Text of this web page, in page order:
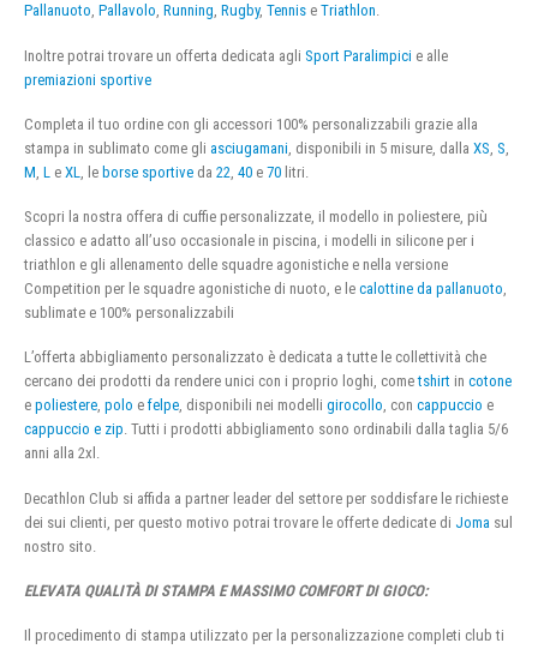
Pallanuoto, Pallavolo, Running, Rugby, Tennis e Triathlon.
Inoltre potrai trovare un offerta dedicata agli Sport Paralimpici e alle
premiazioni sportive
Completa il tuo ordine con gli accessori 100% personalizzabili grazie alla
stampa in sublimato come gli asciugamani , disponibili in 5 misure, dalla XS S
M L e XL , le borse sportive da 22 40 e 70 litri.
Scopri la nostra offera di cuffie personalizzate, il modello in poliestere, più
classico e adatto all’uso occasionale in piscina, i modelli in silicone per i
triathlon e gli allenamento delle squadre agonistiche e nella versione
Competition per le squadre agonistiche di nuoto, e le calottine da pallanuoto,
sublimate e 100% personalizzabili
L’offerta abbigliamento personalizzato è dedicata a tutte le collettività che
cercano dei prodotti da rendere unici con i proprio loghi, cometshirt in cotone
e poliestere, polo e felpe, disponibili nei modelli girocollo, con cappuccio e
cappuccio e zip. Tutti i prodotti abbigliamento sono ordinabili dalla taglia 5/6
anni alla 2xl.
Decathlon Club si affida a partner leader del settore per soddisfare le richieste
dei sui clienti, per questo motivo potrai trovare le offerte dedicate di Joma sul
nostro sito.
ELEVATA QUALITÀ DI STAMPA E MASSIMO COMFORT DI GIOCO:
Il procedimento di stampa utilizzato per la personalizzazione completi club ti